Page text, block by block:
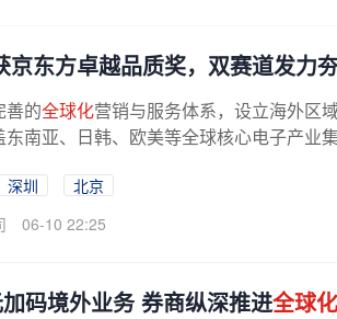
京东方卓越品质奖，双赛道发力
善的全球化营销与服务体系，设立海外区
东南亚、日韩、欧美等全球核心电子产业
深圳
北京
06-10 22:25
码境外业务 券商纵深推进全球化